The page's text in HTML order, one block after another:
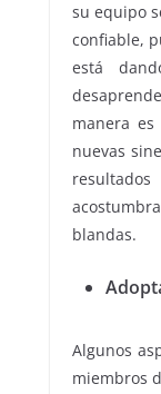
su equipo
confiable,
está
manera
nuevas
blandas.
Algunos
miembros